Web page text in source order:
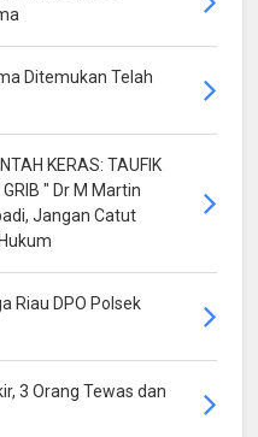
Ditemukan Telah
KERAS: TAUFIK
" Dr M Martin
Jangan Catut
Riau DPO Polsek
3 Orang Tewas dan